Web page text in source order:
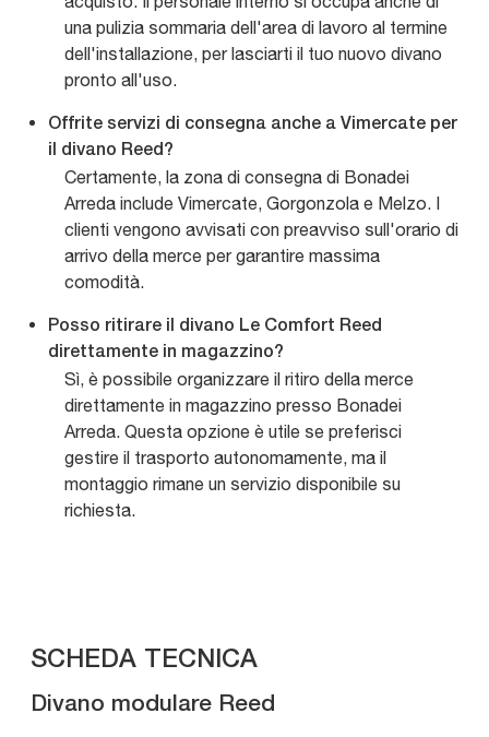
una pulizia sommaria dell'area di lavoro al termine
dell'installazione, per lasciarti il tuo nuovo divano
pronto all'uso.
Offrite servizi di consegna anche a Vimercate per
il divano Reed?
Certamente, la zona di consegna di Bonadei
Arreda include Vimercate, Gorgonzola e Melzo. I
clienti vengono avvisati con preavviso sull'orario di
arrivo della merce per garantire massima
comodità.
Posso ritirare il divano Le Comfort Reed
direttamente in magazzino?
Sì, è possibile organizzare il ritiro della merce
direttamente in magazzino presso Bonadei
Arreda. Questa opzione è utile se preferisci
gestire il trasporto autonomamente, ma il
montaggio rimane un servizio disponibile su
richiesta.
SCHEDA TECNICA
Divano modulare Reed